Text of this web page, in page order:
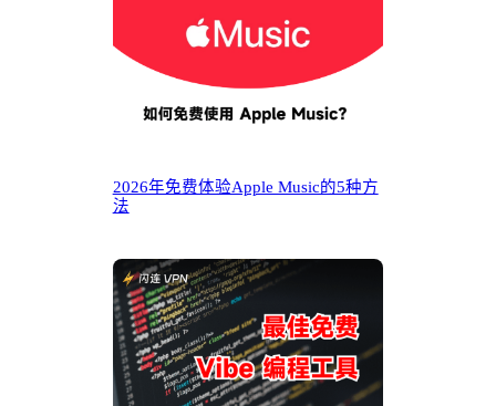
2026年免费体验Apple Music的5种方
法